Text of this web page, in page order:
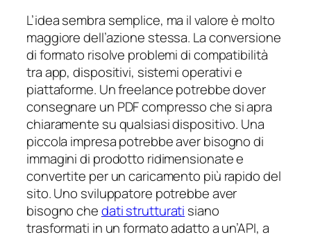
L’idea sembra semplice, ma il valore è molto
maggiore dell’azione stessa. La conversione
di formato risolve problemi di compatibilità
tra app, dispositivi, sistemi operativi e
piattaforme. Un freelance potrebbe dover
consegnare un PDF compresso che si apra
chiaramente su qualsiasi dispositivo. Una
piccola impresa potrebbe aver bisogno di
immagini di prodotto ridimensionate e
convertite per un caricamento più rapido del
sito. Uno sviluppatore potrebbe aver
bisogno chedati strutturati siano
trasformati in un formato adatto a un’API, a